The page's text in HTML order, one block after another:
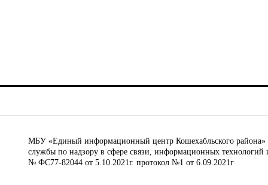
МБУ «Единый информационный центр Кошехабльского района»
службы по надзору в сфере связи, информационных
№ ФС77-82044 от 5.10.2021г. протокол №1 от 6.09.2021г